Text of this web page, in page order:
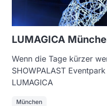
LUMAGICA
Wenn die Tage kürzer
SHOWPALAST
LUMAGICA
München